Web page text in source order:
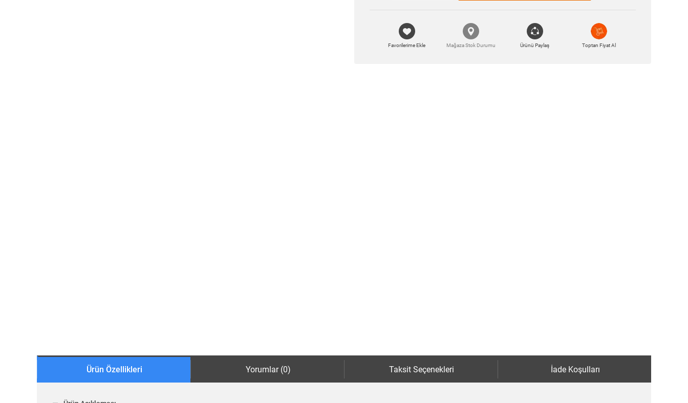
Favorilerime Ekle Mağaza Stok Durumu Ürünü Paylaş Toptan Fiyat Al
Ürün Özellikleri Yorumlar (0) Taksit Seçenekleri İade Koşulları